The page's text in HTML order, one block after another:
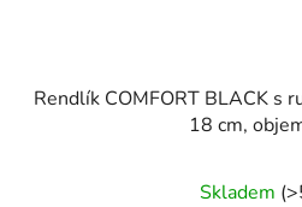
Rendlík COMFORT BLACK s
18 cm,
Skladem